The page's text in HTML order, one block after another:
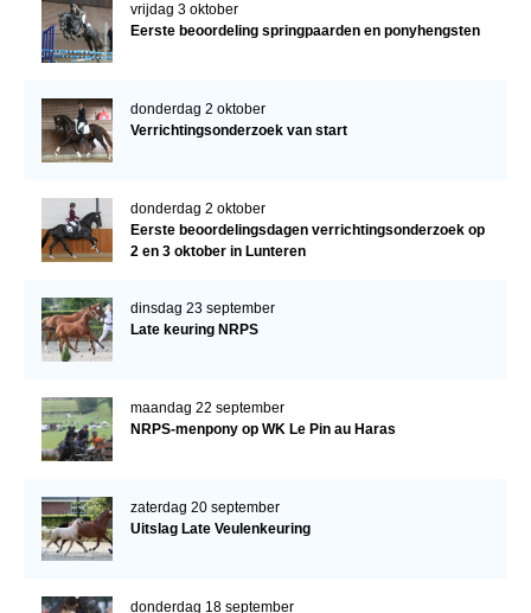
vrijdag 3 oktober
Eerste beoordeling springpaarden en ponyhengsten
donderdag 2 oktober
Verrichtingsonderzoek van start
donderdag 2 oktober
Eerste beoordelingsdagen verrichtingsonderzoek op
2 en 3 oktober in Lunteren
dinsdag 23 september
Late keuring NRPS
maandag 22 september
NRPS-menpony op WK Le Pin au Haras
zaterdag 20 september
Uitslag Late Veulenkeuring
donderdag 18 september